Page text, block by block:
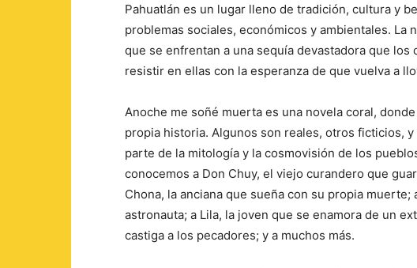
Pahuatlán es un lugar lleno de tradición, cultura y
problemas sociales, económicos y ambientales. La
que se enfrentan a una sequía devastadora que los
resistir en ellas con la esperanza de que vuelva a
Anoche me soñé muerta es una novela coral,
propia historia. Algunos son reales, otros ficticios,
parte de la mitología y la cosmovisión de los
conocemos a Don Chuy, el viejo curandero que
Chona, la anciana que sueña con su propia
astronauta; a Lila, la joven que se enamora de un
castiga a los pecadores; y a muchos más.